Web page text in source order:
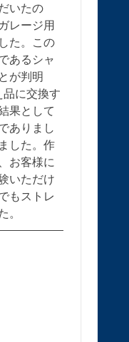
いたの
レージ用
た。この
あるシャ
が判明
に交換す
果として
ありまし
した。作
お客様に
いただけ
もストレ
。